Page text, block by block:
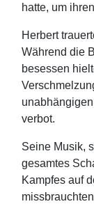
hatte, um
Herbert
Während die
besessen
verbot.
Seine Musik,
gesamtes
Kampfes auf